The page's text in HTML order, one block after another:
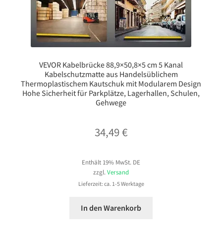
VEVOR Kabelbrücke 88,9×50,8×5 cm 5 Kanal
Kabelschutzmatte aus Handelsüblichem
Thermoplastischem Kautschuk mit Modularem Design
Hohe Sicherheit für Parkplätze, Lagerhallen, Schulen,
Gehwege
34,49€
Enthält 19% MwSt. DE
zzgl. Versand
Lieferzeit: ca. 1-5 Werktage
In den Warenkorb